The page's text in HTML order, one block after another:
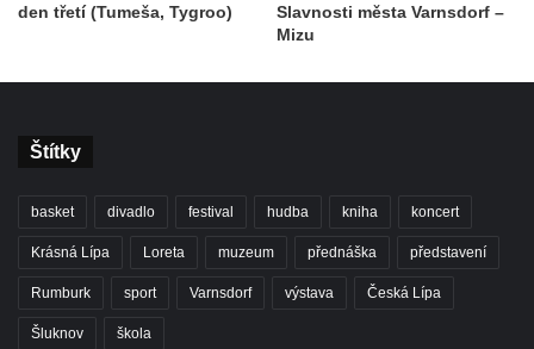
den třetí (Tumeša, Tygroo)
Slavnosti města Varnsdorf –
Mizu
Štítky
basket divadlo festival hudba kniha koncert
Krásná Lípa Loreta muzeum přednáška představení
Rumburk sport Varnsdorf výstava Česká Lípa
Šluknov škola